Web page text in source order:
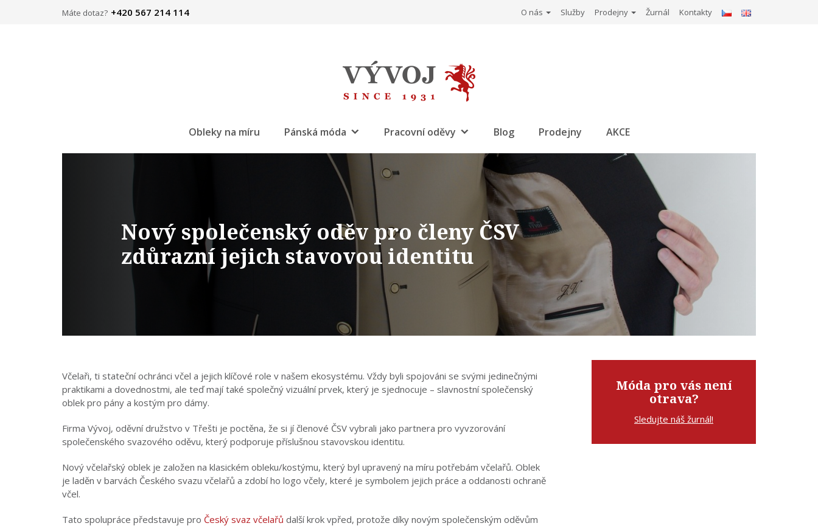
Máte dotaz? +420 567 214 114 O nás Služby Prodejny Žurnál Kontakty
Obleky na míru Pánská móda Pracovní oděvy Blog Prodejny AKCE
Nový společenský oděv pro členy ČSV
zdůrazní jejich stavovou identitu
Včelaři, ti stateční ochránci včel a jejich klíčové role v našem ekosystému. Vždy byli spojováni se svými jedinečnými
praktikami a dovednostmi, ale teď mají také společný vizuální prvek, který je sjednocuje – slavnostní společenský
oblek pro pány a kostým pro dámy.
Firma Vývoj, oděvní družstvo v Třešti je poctěna, že si jí členové ČSV vybrali jako partnera pro vyvzorování
společenského svazového oděvu, který podporuje příslušnou stavovskou identitu.
Nový včelařský oblek je založen na klasickém obleku/kostýmu, který byl upravený na míru potřebám včelařů. Oblek
je laděn v barvách Českého svazu včelařů a zdobí ho logo včely, které je symbolem jejich práce a oddanosti ochraně
včel.
Tato spolupráce představuje pro Český svaz včelařů další krok vpřed, protože díky novým společenským oděvům
Móda pro vás není
otrava?
Sledujte náš žurnál!